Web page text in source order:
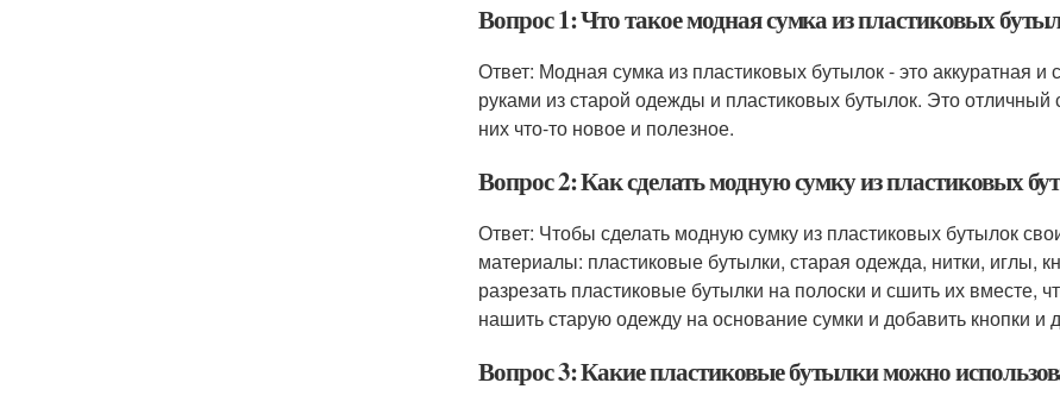
Вопрос 1: Что такое модная сумка из пластиковых
Ответ: Модная сумка из пластиковых бутылок - это аккуратная
руками из старой одежды и пластиковых бутылок. Это
них что-то новое и полезное.
Вопрос 2: Как сделать модную сумку из пластиковых
Ответ: Чтобы сделать модную сумку из пластиковых бутылок
материалы: пластиковые бутылки, старая одежда, нитки, иглы,
разрезать пластиковые бутылки на полоски и сшить их вместе,
нашить старую одежду на основание сумки и добавить кнопки и
Вопрос 3: Какие пластиковые бутылки можно